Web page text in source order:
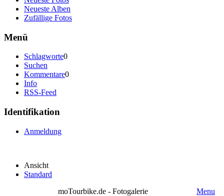
Neueste Alben
Zufällige Fotos
Menü
Schlagworte0
Suchen
Kommentare0
Info
RSS-Feed
Identifikation
Anmeldung
Ansicht
Standard
moTourbike.de - Fotogalerie
Menu